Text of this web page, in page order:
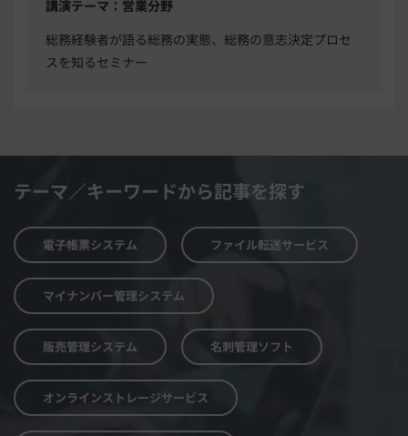
講演テーマ：営業分野
総務経験者が語る総務の実態、総務の意志決定プロセ
スを知るセミナー
テーマ／キーワードから記事を探す
電子帳票システム ファイル転送サービス
マイナンバー管理システム
販売管理システム 名刺管理ソフト
オンラインストレージサービス